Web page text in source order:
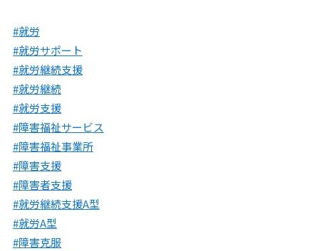
#就労
#就労サポート
#就労継続支援
#就労継続
#就労支援
#障害福祉サービス
#障害福祉事業所
#障害支援
#障害者支援
#就労継続支援A型
#就労A型
#障害克服